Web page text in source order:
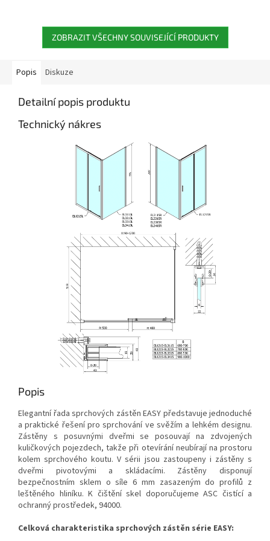
ZOBRAZIT VŠECHNY SOUVISEJÍCÍ PRODUKTY
Popis Diskuze
Detailní popis produktu
Technický nákres
Popis
Elegantní řada sprchových zástěn EASY představuje jednoduché
a praktické řešení pro sprchování ve svěžím a lehkém designu.
Zástěny s posuvnými dveřmi se posouvají na zdvojených
kuličkových pojezdech, takže při otevírání neubírají na prostoru
kolem sprchového koutu. V sérii jsou zastoupeny i zástěny s
dveřmi pivotovými a skládacími. Zástěny disponují
bezpečnostním sklem o síle 6 mm zasazeným do profilů z
leštěného hliníku. K čištění skel doporučujeme ASC čistící a
ochranný prostředek, 94000.
Celková charakteristika sprchových zástěn série EASY: